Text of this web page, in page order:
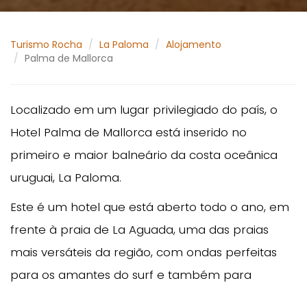
Turismo Rocha La Paloma
Alojamento
Palma de Mallorca
Localizado em um lugar privilegiado do país, o
Hotel Palma de Mallorca está inserido no
primeiro e maior balneário da costa oceânica
uruguai, La Paloma.
Este é um hotel que está aberto todo o ano, em
frente à praia de La Aguada, uma das praias
mais versáteis da região, com ondas perfeitas
para os amantes do surf e também para